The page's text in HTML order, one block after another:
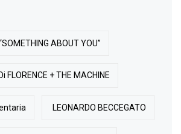
ABOUT YOU”
FLORENCE + THE MACHINE
LEONARDO BECCEGATO